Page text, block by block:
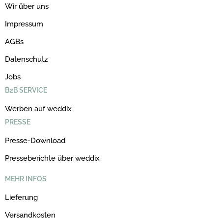
Wir über uns
Impressum
AGBs
Datenschutz
Jobs
B2B SERVICE
Werben auf weddix
PRESSE
Presse-Download
Presseberichte über weddix
MEHR INFOS
Lieferung
Versandkosten